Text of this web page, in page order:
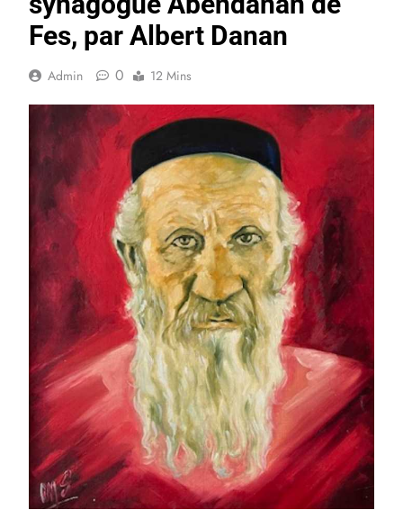
Fes, par Albert Danan
Admin 0 12 Mins